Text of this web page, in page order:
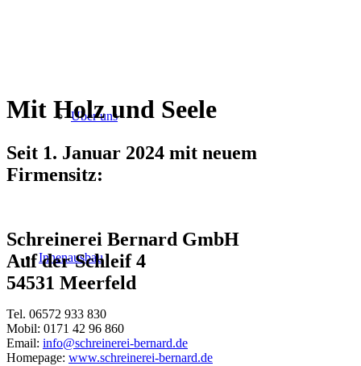
Über uns
Innenausbau
Mit Holz und Seele
Seit 1. Januar 2024 mit neuem
Firmensitz:
Schreinerei Bernard GmbH
Auf der Schleif 4
54531 Meerfeld
Tel. 06572 933 830
Mobil: 0171 42 96 860
Email: info@schreinerei-bernard.de
Homepage: www.schreinerei-bernard.de